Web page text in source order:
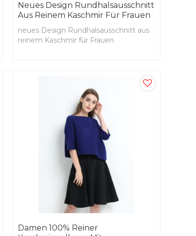
Neues Design Rundhalsausschnitt
Aus Reinem Kaschmir Für Frauen
neues Design Rundhalsausschnitt aus
reinem Kaschmir für Frauen
Damen 100% Reiner